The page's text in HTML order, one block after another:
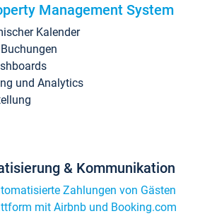
Management System
Kalender
und Analytics
& Kommunikation
Zahlungen von Gästen
mit Airbnb und Booking.com